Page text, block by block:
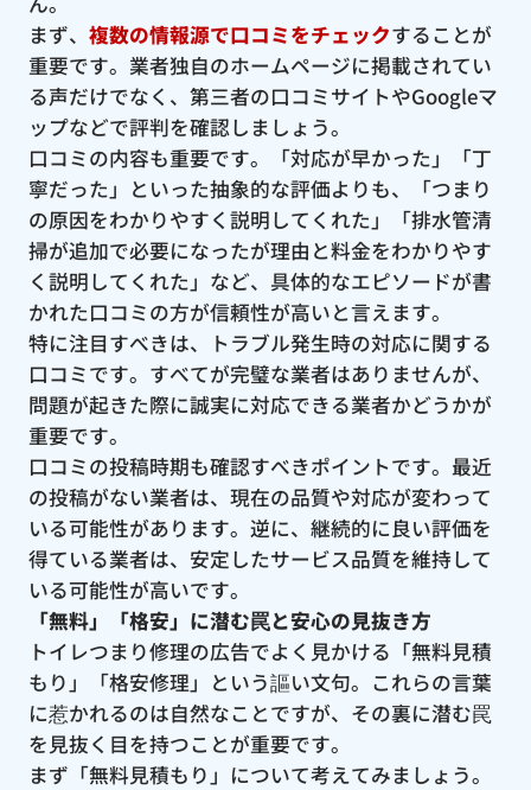
まず、 複数の情報源で口コミをチェックすることが
重要です。業者独自のホームページに掲載されてい
る声だけでなく、第三者の口コミサイトやGoogleマ
ップなどで評判を確認しましょう。
口コミの内容も重要です。「対応が早かった」「丁
寧だった」といった抽象的な評価よりも、「つまり
の原因をわかりやすく説明してくれた」「排水管清
掃が追加で必要になったが理由と料金をわかりやす
く説明してくれた」など、具体的なエピソードが書
かれた口コミの方が信頼性が高いと言えます。
特に注目すべきは、トラブル発生時の対応に関する
口コミです。すべてが完璧な業者はありませんが、
問題が起きた際に誠実に対応できる業者かどうかが
重要です。
口コミの投稿時期も確認すべきポイントです。最近
の投稿がない業者は、現在の品質や対応が変わって
いる可能性があります。逆に、継続的に良い評価を
得ている業者は、安定したサービス品質を維持して
いる可能性が高いです。
「無料」「格安」に潜む罠と安心の見抜き方
トイレつまり修理の広告でよく見かける「無料見積
もり」「格安修理」という謳い文句。これらの言葉
に惹かれるのは自然なことですが、その裏に潜む罠
を見抜く目を持つことが重要です。
まず「無料見積もり」について考えてみましょう。